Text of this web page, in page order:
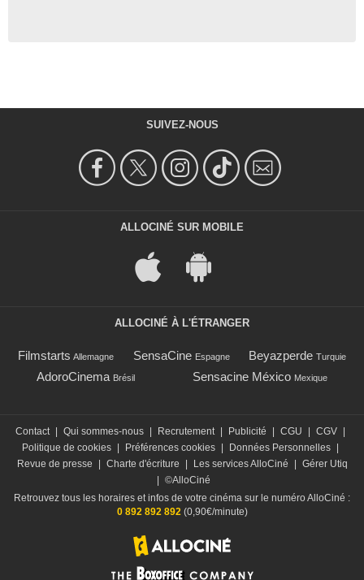
SUIVEZ-NOUS
ALLOCINÉ SUR MOBILE
ALLOCINÉ À L'ÉTRANGER
Filmstarts Allemagne SensaCine Espagne Beyazperde Turquie
AdoroCinema Brésil Sensacine México Mexique
Contact Qui sommes-nous Recrutement Publicité CGU CGV
Politique de cookies
Préférences cookies Données Personnelles
Revue de presse
Charte d'écriture Les services AlloCiné
Gérer Utiq
©AlloCiné
Retrouvez tous les horaires et infos de votre cinéma sur le numéro AlloCiné :
0 892 892 892(0,90€/minute)